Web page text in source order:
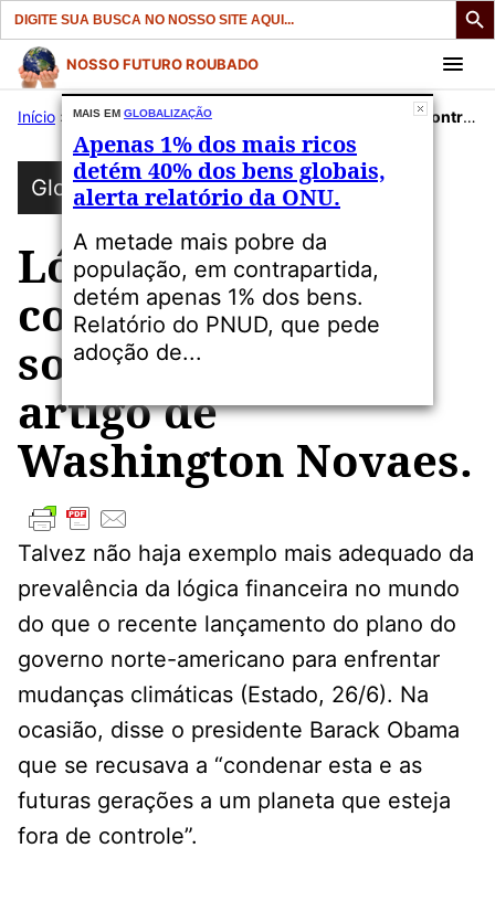
Search
for:
Pular
para
conteúdo
NOSSO FUTURO ROUBADO
Início » Publicações»Globalização Lógica financeira contra lógica da sobrevivência, artigo de Washington Novaes.
Globalização
Lógica financeira
contra lógica da
sobrevivência,
artigo de
Washington Novaes.
Talvez não haja exemplo mais adequado da
prevalência da lógica financeira no mundo
do que o recente lançamento do plano do
governo norte-americano para enfrentar
mudanças climáticas (Estado, 26/6). Na
ocasião, disse o presidente Barack Obama
que se recusava a “condenar esta e as
futuras gerações a um planeta que esteja
fora de controle”.
MAIS EM GLOBALIZAÇÃO
Apenas 1% dos mais ricos
detém 40% dos bens globais,
alerta relatório da ONU.
A metade mais pobre da
população, em contrapartida,
detém apenas 1% dos bens.
Relatório do PNUD, que pede
adoção de...